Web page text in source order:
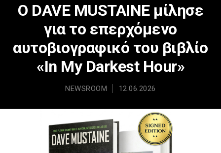
Ο DAVE MUSTAINE μίλησε
για το επερχόμενο
αυτοβιογραφικό του βιβλίο
«In My Darkest Hour»
NEWSROOM 12.06.2026